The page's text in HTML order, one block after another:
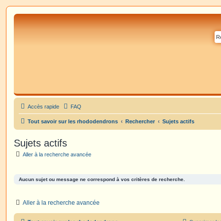
Accès rapide FAQ
Tout savoir sur les rhododendrons Rechercher Sujets actifs
Sujets actifs
Aller à la recherche avancée
Aucun sujet ou message ne correspond à vos critères de recherche.
Aller à la recherche avancée